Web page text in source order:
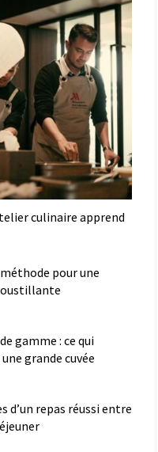
culinaire apprend
pour une
gamme : ce qui
grande cuvée
d’un repas réussi entre